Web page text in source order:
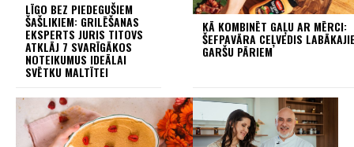
LĪGO BEZ PIEDEGUŠIEM
ŠAŠLIKIEM: GRILĒŠANAS
EKSPERTS JURIS TITOVS
ATKLĀJ 7 SVARĪGĀKOS
NOTEIKUMUS IDEĀLAI
SVĒTKU MALTĪTEI
KĀ KOMBINĒT GAĻU AR MĒRCI:
ŠEFPAVĀRA CEĻVEDIS
GARŠU PĀRIEM